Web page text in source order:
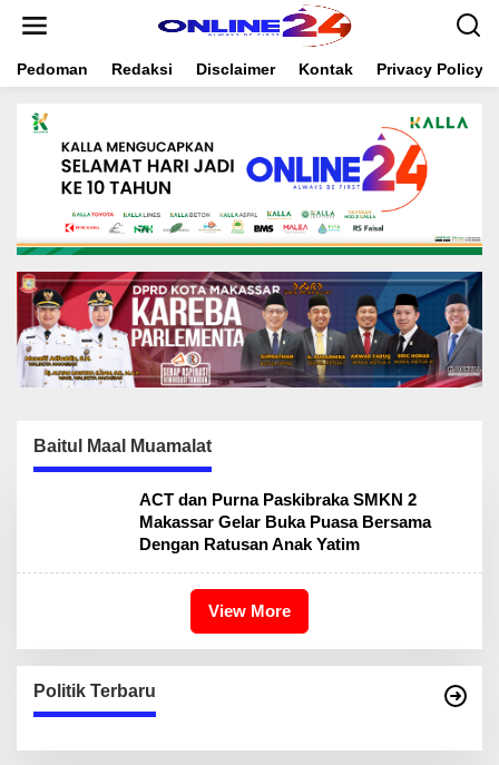
t
Pedoman Redaksi Disclaimer Kontak Privacy Policy
Baitul Maal Muamalat
ACT dan Purna Paskibraka SMKN 2
Makassar Gelar Buka Puasa Bersama
Dengan Ratusan Anak Yatim
View More
Politik Terbaru